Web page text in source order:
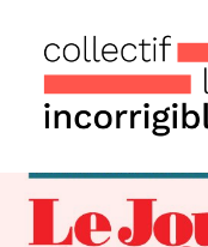
Accueil